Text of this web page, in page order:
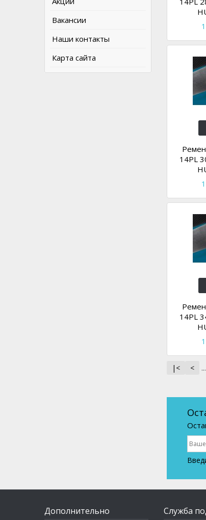
Вакансии
Наши контакты
Карта сайта
14PL
14PL
|< <
Дополнительно Служба